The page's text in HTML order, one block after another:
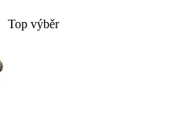
Top výběr